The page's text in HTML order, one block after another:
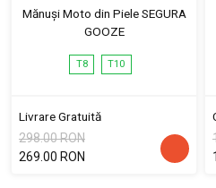
Mănuși Moto din Piele SEGURA
GOOZE
T8 T10
Livrare Gratuită
298.00 RON
269.00 RON